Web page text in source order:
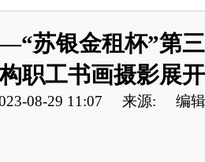
苏银金租杯”第
职工书画摄影展
08-29 11:07 来源: 编